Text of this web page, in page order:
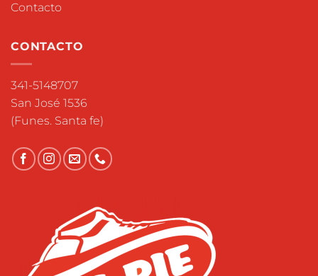
Contacto
CONTACTO
341-5148707
San José 1536
(Funes. Santa fe)